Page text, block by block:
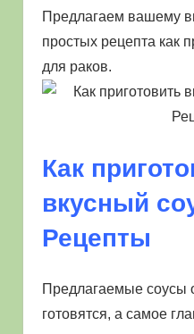
Предлагаем вашему
простых рецепта как
для раков.
Как
вкусный
Рецепты
Предлагаемые соусы
готовятся, а самое